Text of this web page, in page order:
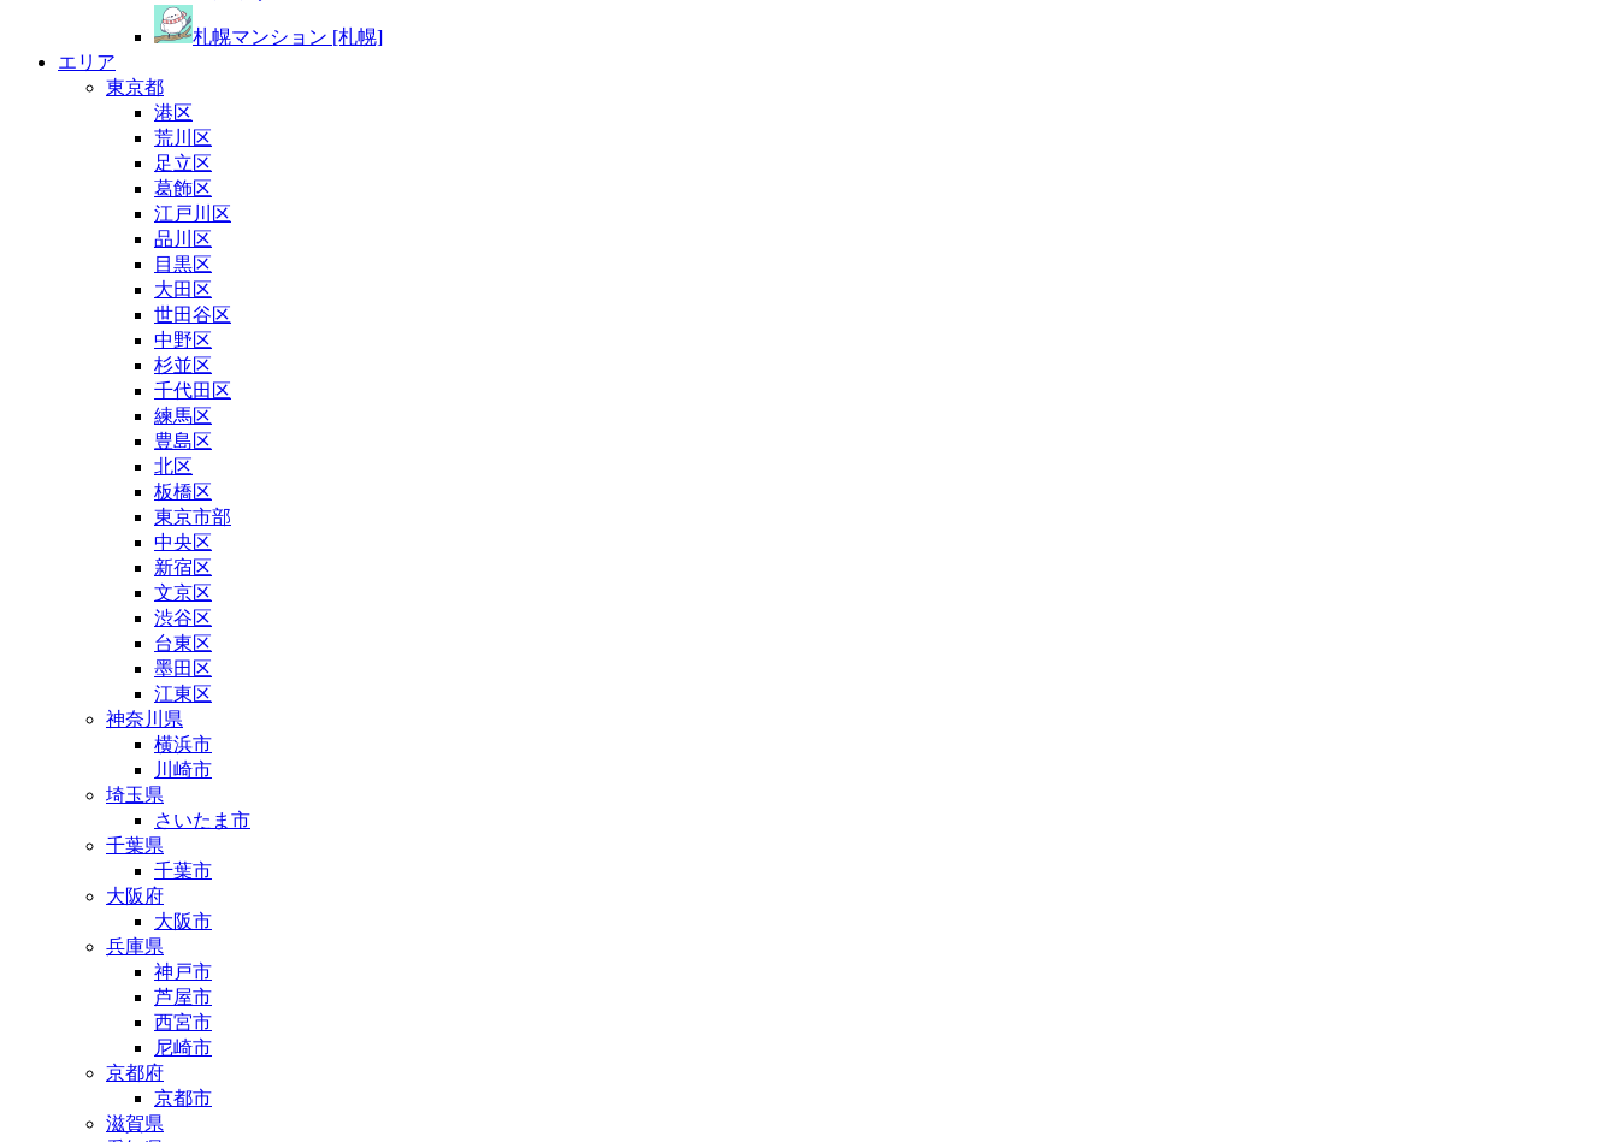
札幌マンション [札幌]
エリア
東京都
港区
荒川区
足立区
葛飾区
江戸川区
品川区
目黒区
大田区
世田谷区
中野区
杉並区
千代田区
練馬区
豊島区
北区
板橋区
東京市部
中央区
新宿区
文京区
渋谷区
台東区
墨田区
江東区
神奈川県
横浜市
川崎市
埼玉県
さいたま市
千葉県
千葉市
大阪府
大阪市
兵庫県
神戸市
芦屋市
西宮市
尼崎市
京都府
京都市
滋賀県